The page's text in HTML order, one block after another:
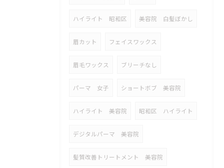
ハイライト 昭和区 美容院 白髪ぼかし
眉カット フェイスワックス
眉毛ワックス ブリーチなし
パーマ 女子 ショートボブ 美容院
ハイライト 美容院 昭和区 ハイライト
デジタルパーマ 美容院
髪質改善トリートメント 美容院